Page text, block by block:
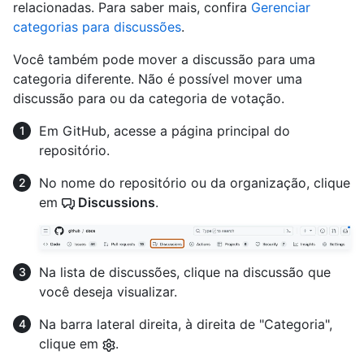
relacionadas. Para saber mais, confira Gerenciar
categorias para discussões.
Você também pode mover a discussão para uma
categoria diferente. Não é possível mover uma
discussão para ou da categoria de votação.
Em GitHub, acesse a página principal do
repositório.
No nome do repositório ou da organização, clique
em
Discussions.
Na lista de discussões, clique na discussão que
você deseja visualizar.
Na barra lateral direita, à direita de "Categoria",
clique em
.